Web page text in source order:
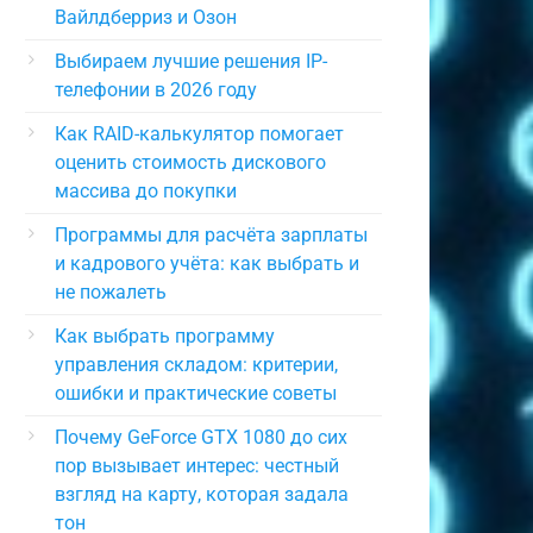
Вайлдберриз и Озон
Выбираем лучшие решения IP-
телефонии в 2026 году
Как RAID-калькулятор помогает
оценить стоимость дискового
массива до покупки
Программы для расчёта зарплаты
и кадрового учёта: как выбрать и
не пожалеть
Как выбрать программу
управления складом: критерии,
ошибки и практические советы
Почему GeForce GTX 1080 до сих
пор вызывает интерес: честный
взгляд на карту, которая задала
тон